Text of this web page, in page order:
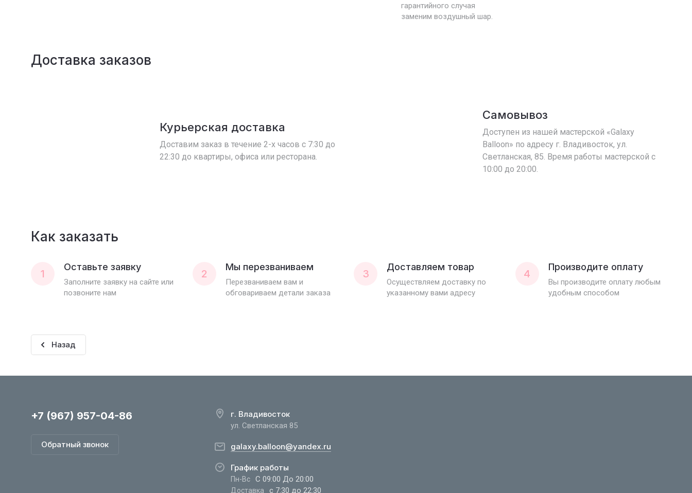
гарантийного случая
заменим воздушный шар.
Доставка заказов
Курьерская доставка
Доставим заказ в течение 2-х часов с 7:30 до
22:30 до квартиры, офиса или ресторана.
Самовывоз
Доступен из нашей мастерской «Galaxy
Balloon» по адресу г. Владивосток, ул.
Светланская, 85. Время работы мастерской с
10:00 до 20:00.
Как заказать
1
Оставьте заявку
Заполните заявку на сайте или
позвоните нам
2
Мы перезваниваем
Перезваниваем вам и
обговариваем детали заказа
3
Доставляем товар
Осуществляем доставку по
указанному вами адресу
4
Производите оплату
Вы производите оплату любым
удобным способом
Назад
+7 (967) 957-04-86
Обратный звонок
г. Владивосток
ул. Светланская 85
galaxy.balloon@yandex.ru
График работы
Пн-Вс С 09:00 До 20:00
Доставка с 7:30 до 22:30